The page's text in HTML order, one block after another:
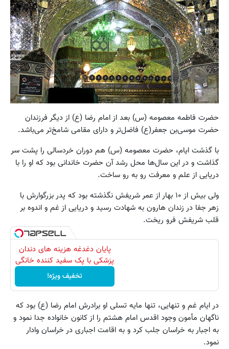
حضرت فاطمه معصومه (س) بعد از امام رضا (ع) از دیگر فرزندان
حضرت موسی‌بن جعفر(ع) فاضل‌تر و دارای مقامی شامخ‌تر می‌باشد.
با گذشت ایام، حضرت معصومه (س) هم دوران خردسالی را پشت سر
گذاشت و در این سال‌ها محل رشد آن حضرت خاندانی بود که او را با
دریایی از علم و معرفت رو به رو ساخت.
ولی بیش از ۱۰ بهار از عمر شریفش نگذشته بود که پدر بزرگوارش با
زهر جفا در زندان هارون به شهادت رسید و دریایی از غم و اندوه بر
قلب شریفش فرو ریخت.
پایان دغدغه هزینه های دندان
پزشکی با پک سفید کننده خانگی
تخفیف ویژه!
در ایام غم و تنهایی، تنها مایه تسلی او برادرش امام رضا (ع) بود که
ناگهان مأمون وجود اقدس امام هشتم را از کانون خانواده جدا نمود و
به اجبار به خراسان جلب کرد و به اقامت اجباری در خراسان وادار
نمود.